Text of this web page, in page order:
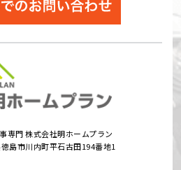
専門 株式会社明ホームプラン
島市川内町平石古田194番地1